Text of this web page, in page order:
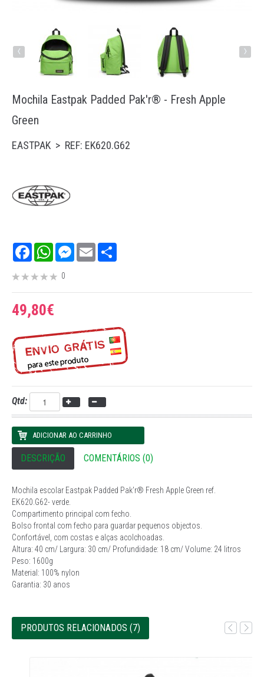
‹ ›
Mochila Eastpak Padded Pak'r® - Fresh Apple
Green
EASTPAK > REF: EK620.G62
FacebookWhatsAppMessenger
Email
0
49,80€
Qtd:
DESCRIÇÃO COMENTÁRIOS (0)
Mochila escolar Eastpak Padded Pak'r® Fresh Apple Green ref.
EK620.G62- verde.
Compartimento principal com fecho.
Bolso frontal com fecho para guardar pequenos objectos.
Confortável, com costas e alças acolchoadas.
Altura: 40 cm/ Largura: 30 cm/ Profundidade: 18 cm/ Volume: 24 litros
Peso: 1600g
Material: 100% nylon
Garantia: 30 anos
PRODUTOS RELACIONADOS (7)